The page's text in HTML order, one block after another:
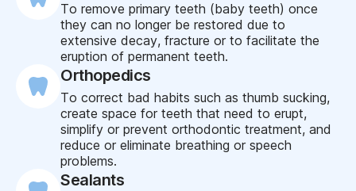
To remove primary teeth (baby teeth) once
they can no longer be restored due to
extensive decay, fracture or to facilitate the
eruption of permanent teeth.
Orthopedics
To correct bad habits such as thumb sucking,
create space for teeth that need to erupt,
simplify or prevent orthodontic treatment, and
reduce or eliminate breathing or speech
problems.
Sealants